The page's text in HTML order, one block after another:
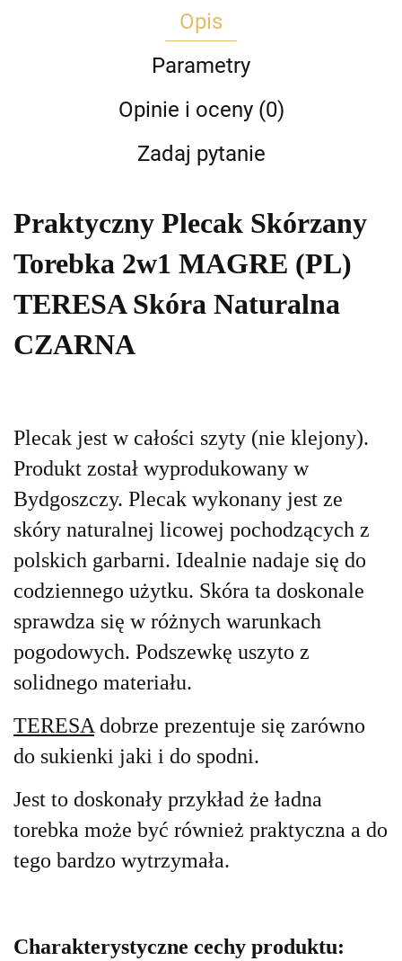
Opis
Parametry
Opinie i oceny (0)
Zadaj pytanie
Praktyczny Plecak Skórzany
Torebka 2w1 MAGRE (PL)
TERESA Skóra Naturalna
CZARNA
Plecak jest w całości szyty (nie klejony).
Produkt został wyprodukowany w
Bydgoszczy. Plecak wykonany jest ze
skóry naturalnej licowej pochodzących z
polskich garbarni. Idealnie nadaje się do
codziennego użytku. Skóra ta doskonale
sprawdza się w różnych warunkach
pogodowych. Podszewkę uszyto z
solidnego materiału.
TERESA dobrze prezentuje się zarówno
do sukienki jaki i do spodni.
Jest to doskonały przykład że ładna
torebka może być również praktyczna a do
tego bardzo wytrzymała.
Charakterystyczne cechy produktu: